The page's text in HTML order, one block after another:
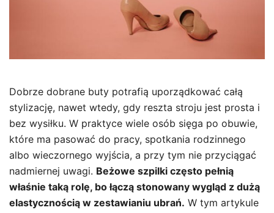
Dobrze dobrane buty potrafią uporządkować całą
stylizację, nawet wtedy, gdy reszta stroju jest prosta i
bez wysiłku. W praktyce wiele osób sięga po obuwie,
które ma pasować do pracy, spotkania rodzinnego
albo wieczornego wyjścia, a przy tym nie przyciągać
nadmiernej uwagi. Beżowe szpilki często pełnią
właśnie taką rolę, bo łączą stonowany wygląd z dużą
elastycznością w zestawianiu ubrań. W tym artykule